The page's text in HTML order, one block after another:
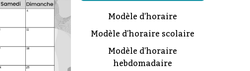
Modèle d'horaire
Modèle d'horaire scolaire
Modèle d'horaire
hebdomadaire